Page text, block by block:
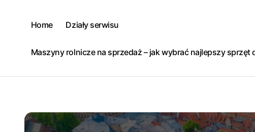
Home Działy serwisu
Maszyny rolnicze na sprzedaż – jak wybrać najlepszy sprzęt